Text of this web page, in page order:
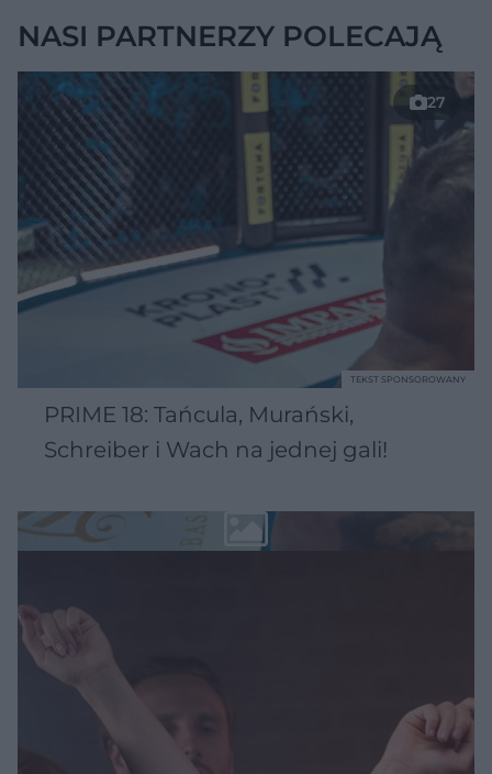
NASI PARTNERZY POLECAJĄ
27
PRIME 18: Tańcula, Murański,
Schreiber i Wach na jednej gali!
TEKST SPONSOROWANY